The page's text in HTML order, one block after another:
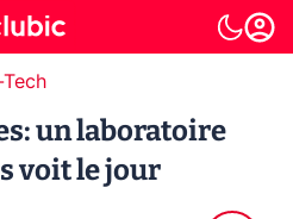
un laboratoire
voit le jour